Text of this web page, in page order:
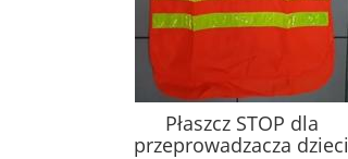
Płaszcz STOP dla
przeprowadzacza dzieci